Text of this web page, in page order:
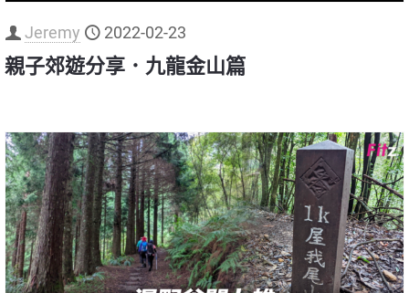
Jeremy 2022-02-23
親子郊遊分享．九龍金山篇